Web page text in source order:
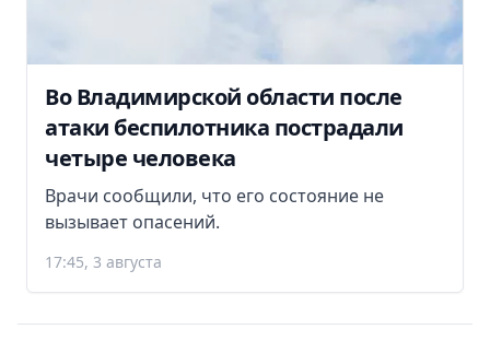
Во Владимирской области после
атаки беспилотника пострадали
четыре человека
Врачи сообщили, что его состояние не
вызывает опасений.
17:45, 3 августа